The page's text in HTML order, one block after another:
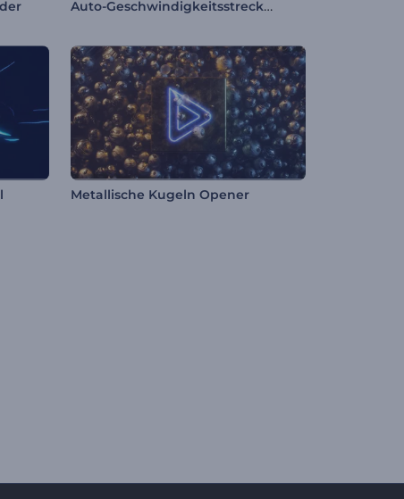
Auto-Geschwindigkeitsstrecke Intro
Metallische Kugeln Opener